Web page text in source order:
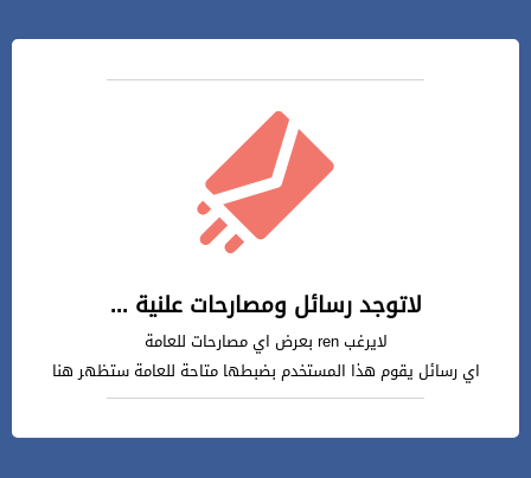
لاتوجد رسائل ومصارحات علنية ...
لايرغب ren بعرض اي مصارحات للعامة
اي رسائل يقوم هذا المستخدم بضبطها متاحة للعامة ستظهر هنا